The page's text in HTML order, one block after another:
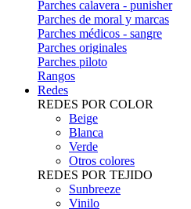
Parches calavera - punisher
Parches de moral y marcas
Parches médicos - sangre
Parches originales
Parches piloto
Rangos
Redes
REDES POR COLOR
Beige
Blanca
Verde
Otros colores
REDES POR TEJIDO
Sunbreeze
Vinilo